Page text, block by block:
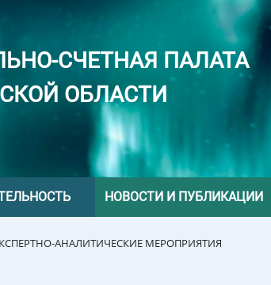
СЧЕТНАЯ ПАЛАТА
ОБЛАСТИ
НОВОСТИ И ПУБЛИКАЦИИ
АНАЛИТИЧЕСКИЕ МЕРОПРИЯТИЯ